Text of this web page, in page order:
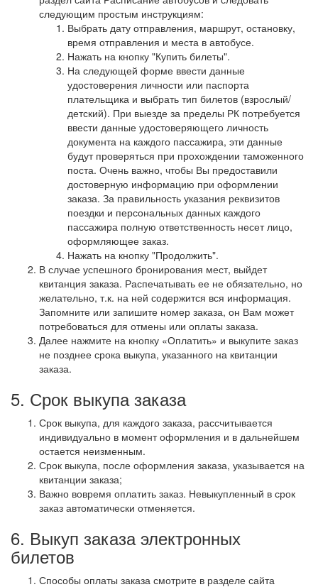
следующим простым инструкциям:
Выбрать дату отправления, маршрут, остановку,
время отправления и места в автобусе.
Нажать на кнопку "Купить билеты".
На следующей форме ввести данные
удостоверения личности или паспорта
плательщика и выбрать тип билетов (взрослый/
детский). При выезде за пределы РК потребуется
ввести данные удостоверяющего личность
документа на каждого пассажира, эти данные
будут проверяться при прохождении таможенного
поста. Очень важно, чтобы Вы предоставили
достоверную информацию при оформлении
заказа. За правильность указания реквизитов
поездки и персональных данных каждого
пассажира полную ответственность несет лицо,
оформляющее заказ.
Нажать на кнопку "Продолжить".
В случае успешного бронирования мест, выйдет
квитанция заказа. Распечатывать ее не обязательно, но
желательно, т.к. на ней содержится вся информация.
Запомните или запишите номер заказа, он Вам может
потребоваться для отмены или оплаты заказа.
Далее нажмите на кнопку «Оплатить» и выкупите заказ
не позднее срока выкупа, указанного на квитанции
заказа.
5. Срок выкупа заказа
Срок выкупа, для каждого заказа, рассчитывается
индивидуально в момент оформления и в дальнейшем
остается неизменным.
Срок выкупа, после оформления заказа, указывается на
квитанции заказа;
Важно вовремя оплатить заказ. Невыкупленный в срок
заказ автоматически отменяется.
6. Выкуп заказа электронных
билетов
Способы оплаты заказа смотрите в разделе сайта